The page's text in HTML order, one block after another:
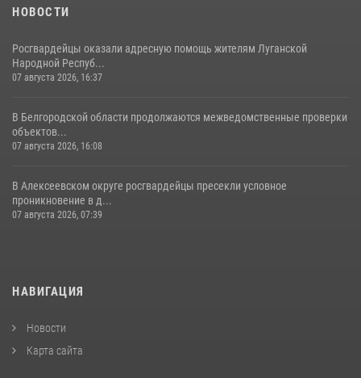
НОВОСТИ
Росгвардейцы оказали адресную помощь жителям Луганской
Народной Респуб...
07 августа 2026, 16:37
В Белгородской области продолжаются межведомственные проверки
объектов...
07 августа 2026, 16:08
В Алексеевском округе росгвардейцы пресекли условное
проникновение в д...
07 августа 2026, 07:39
НАВИГАЦИЯ
Новости
Карта сайта